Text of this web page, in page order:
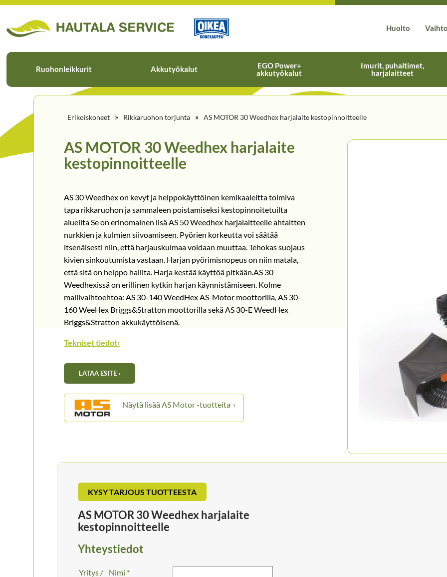
Huolto
Ruohonleikkurit Akkutyökalut
EGO Power+
akkutyökalut
Imurit, puhaltimet,
harjalaitteet
Erikoiskoneet » Rikkaruohon torjunta » AS MOTOR 30 Weedhex harjalaite kestopinnoitteelle
AS MOTOR 30 Weedhex harjalaite
kestopinnoitteelle
AS 30 Weedhex on kevyt ja helppokäyttöinen kemikaaleitta toimiva
tapa rikkaruohon ja sammaleen poistamiseksi kestopinnoitetuilta
alueilta Se on erinomainen lisä AS 50 Weedhex harjalaitteelle ahtaitten
nurkkien ja kulmien siivoamiseen. Pyörien korkeutta voi säätää
itsenäisesti niin, että harjauskulmaa voidaan muuttaa. Tehokas suojaus
kivien sinkoutumista vastaan. Harjan pyörimisnopeus on niin matala,
että sitä on helppo hallita. Harja kestää käyttöä pitkään.AS 30
Weedhexissä on erillinen kytkin harjan käynnistämiseen. Kolme
mallivaihtoehtoa: AS 30-140 WeedHex AS-Motor moottorilla, AS 30-
160 WeeHex Briggs&Stratton moottorilla sekä AS 30-E WeedHex
Briggs&Stratton akkukäyttöisenä.
Tekniset tiedot›
LATAA ESITE ›
AS Motor -tuotteita
KYSY TARJOUS TUOTTEESTA
AS MOTOR 30 Weedhex harjalaite
kestopinnoitteelle
Yhteystiedot
Nimi *